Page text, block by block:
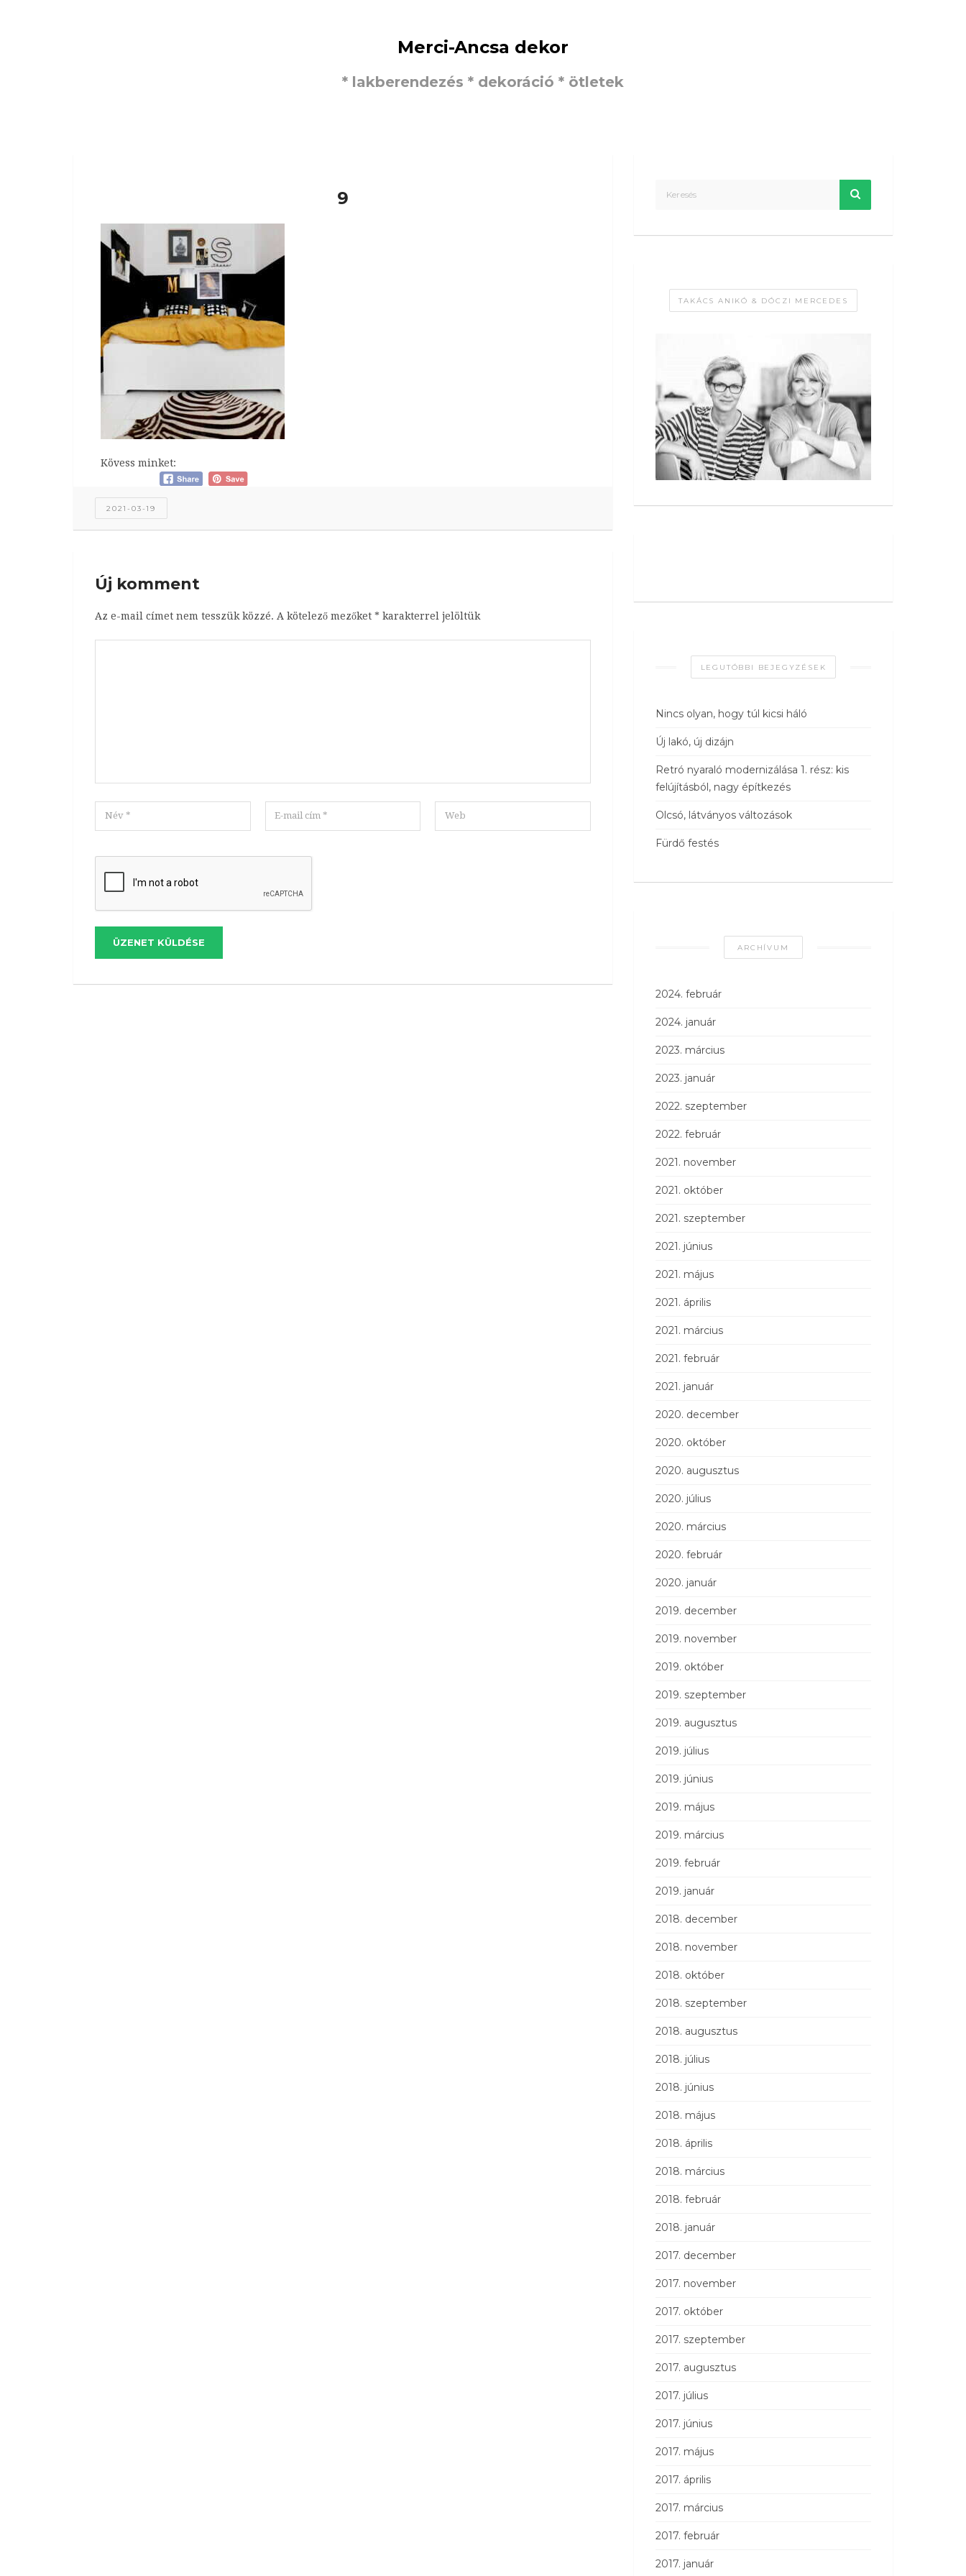
Merci-Ancsa dekor
* lakberendezés * dekoráció * ötletek
9
Kövess minket:
2021-03-19
Új komment
Az e-mail címet nem tesszük közzé. A kötelező mezőket * karakterrel jelöltük
ÜZENET KÜLDÉSE
TAKÁCS ANIKÓ & DÓCZI MERCEDES
LEGUTÓBBI BEJEGYZÉSEK
Nincs olyan, hogy túl kicsi háló
Új lakó, új dizájn
Retró nyaraló modernizálása 1. rész: kis
felújításból, nagy építkezés
Olcsó, látványos változások
Fürdő festés
ARCHÍVUM
2024. február
2024. január
2023. március
2023. január
2022. szeptember
2022. február
2021. november
2021. október
2021. szeptember
2021. június
2021. május
2021. április
2021. március
2021. február
2021. január
2020. december
2020. október
2020. augusztus
2020. július
2020. március
2020. február
2020. január
2019. december
2019. november
2019. október
2019. szeptember
2019. augusztus
2019. július
2019. június
2019. május
2019. március
2019. február
2019. január
2018. december
2018. november
2018. október
2018. szeptember
2018. augusztus
2018. július
2018. június
2018. május
2018. április
2018. március
2018. február
2018. január
2017. december
2017. november
2017. október
2017. szeptember
2017. augusztus
2017. július
2017. június
2017. május
2017. április
2017. március
2017. február
2017. január